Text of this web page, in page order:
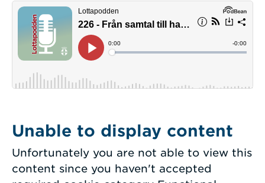
Unable to display content
Unfortunately you are not able to view this
content since you haven't accepted